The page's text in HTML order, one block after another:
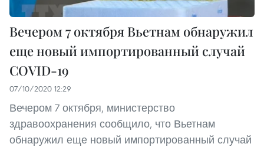
Вечером 7 октября Вьетнам обнаружил
еще новый импортированный случай
COVID-19
07/10/2020 12:29
Вечером 7 октября, министерство
здравоохранения сообщило, что Вьетнам
обнаружил еще новый импортированный случай